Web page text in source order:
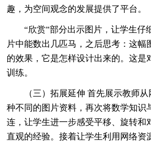
趣，为空间观念的发展提供了平台。
“欣赏”部分出示图片，让学生仔
片中能数出几匹马，之后思考：这幅
的效果，它是怎样设计出来的。这是
训练。
（三）拓展延伸 首先展示教师从
种不同的图片资料，再次将数学知识
连，让学生进一步感受平移、旋转和
直观的经验。接着让学生利用网络资